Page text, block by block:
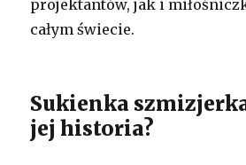
projektantów, jak i
całym świecie.
Sukienka
jej historia?